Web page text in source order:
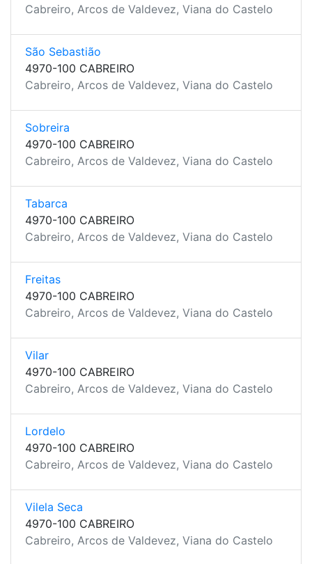
Cabreiro, Arcos de Valdevez, Viana do Castelo
São Sebastião
4970-100 CABREIRO
Cabreiro, Arcos de Valdevez, Viana do Castelo
Sobreira
4970-100 CABREIRO
Cabreiro, Arcos de Valdevez, Viana do Castelo
Tabarca
4970-100 CABREIRO
Cabreiro, Arcos de Valdevez, Viana do Castelo
Freitas
4970-100 CABREIRO
Cabreiro, Arcos de Valdevez, Viana do Castelo
Vilar
4970-100 CABREIRO
Cabreiro, Arcos de Valdevez, Viana do Castelo
Lordelo
4970-100 CABREIRO
Cabreiro, Arcos de Valdevez, Viana do Castelo
Vilela Seca
4970-100 CABREIRO
Cabreiro, Arcos de Valdevez, Viana do Castelo